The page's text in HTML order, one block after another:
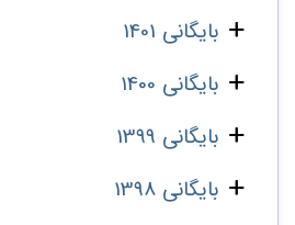
بایگانی 1401
بایگانی 1400
بایگانی 1399
بایگانی 1398